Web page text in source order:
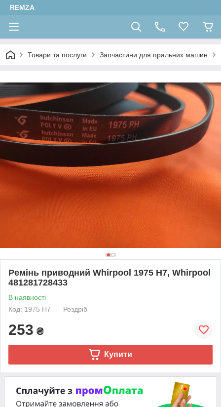
REMZA
Товари та послуги Запчастини для пральних машин
Ремінь приводний Whirpool 1975 H7, Whirpool
481281728433
В наявності
Код: 1975 H7
Роздріб
253 ₴
Купити